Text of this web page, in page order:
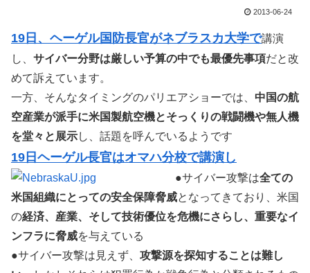
2013-06-24
19日、ヘーゲル国防長官がネブラスカ大学で講演
し、 サイバー分野は厳しい予算の中でも最優先事項だと改
めて訴えています。
一方、そんなタイミングのパリエアショーでは、 中国の航
空産業が派手に米国製航空機とそっくりの戦闘機や無人機
を堂々と展示し、話題を呼んでいるようです
19日ヘーゲル長官はオマハ分校で講演し
●サイバー攻撃は全ての
米国組織にとっての安全保障脅威となってきており、米国
の経済、産業、そして技術優位を危機にさらし、重要なイ
ンフラに脅威を与えている
●サイバー攻撃は見えず、 攻撃源を探知することは難し